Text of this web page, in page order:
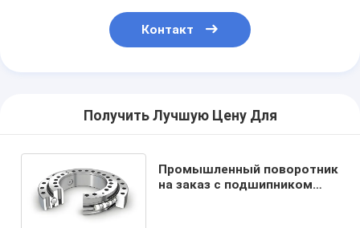
Контакт
Получить Лучшую Цену Для
Промышленный поворотник
на заказ с подшипником